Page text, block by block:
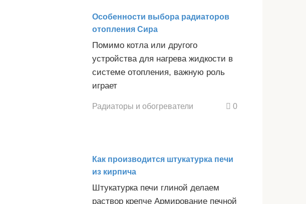
Особенности выбора радиаторов
отопления Сира
Помимо котла или другого
устройства для нагрева жидкости в
системе отопления, важную роль
играет
Радиаторы и обогреватели 0
Как производится штукатурка печи
из кирпича
Штукатурка печи глиной делаем
раствор крепче Армирование печной